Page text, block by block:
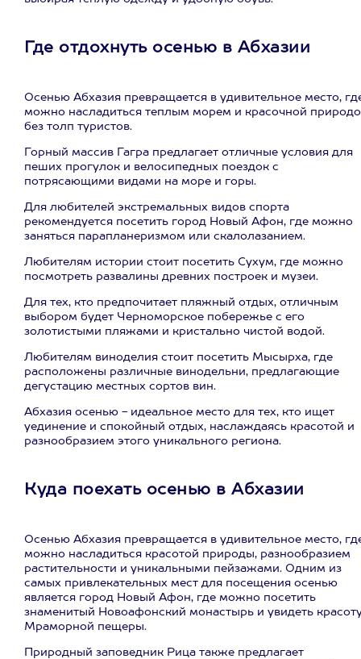
Где отдохнуть осенью в Абхазии
Осенью Абхазия превращается в удивительное место,
можно насладиться теплым морем и красочной
без толп туристов.
Горный массив Гагра предлагает отличные условия для
пеших прогулок и велосипедных поездок с
потрясающими видами на море и горы.
Для любителей экстремальных видов спорта
рекомендуется посетить город Новый Афон, где можно
заняться парапланеризмом или скалолазанием.
Любителям истории стоит посетить Сухум, где можно
посмотреть развалины древних построек и музеи.
Для тех, кто предпочитает пляжный отдых, отличным
выбором будет Черноморское побережье с его
золотистыми пляжами и кристально чистой водой.
Любителям виноделия стоит посетить Мысырха, где
расположены различные винодельни, предлагающие
дегустацию местных сортов вин.
Абхазия осенью - идеальное место для тех, кто ищет
уединение и спокойный отдых, наслаждаясь красотой и
разнообразием этого уникального региона.
Куда поехать осенью в Абхазии
Осенью Абхазия превращается в удивительное место,
можно насладиться красотой природы, разнообразием
растительности и уникальными пейзажами. Одним из
самых привлекательных мест для посещения осенью
является город Новый Афон, где можно посетить
знаменитый Новоафонский монастырь и увидеть
Мраморной пещеры.
Природный заповедник Рица также предлагает